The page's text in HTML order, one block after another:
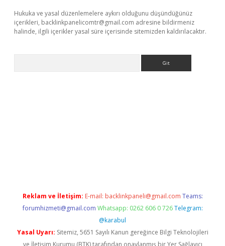
Hukuka ve yasal düzenlemelere aykırı olduğunu düşündüğünüz
içerikleri, backlinkpanelicomtr@gmail.com adresine bildirmeniz
halinde, ilgili içerikler yasal süre içerisinde sitemizden kaldırılacaktır.
Reklam ve İletişim: E-mail: backlinkpaneli@gmail.com Teams:
forumhizmeti@gmail.com Whatsapp: 0262 606 0 726 Telegram:
@karabul
Yasal Uyarı: Sitemiz, 5651 Sayılı Kanun gereğince Bilgi Teknolojileri
ve İletişim Kurumu (BTK) tarafından onaylanmış bir Yer Sağlayıcı